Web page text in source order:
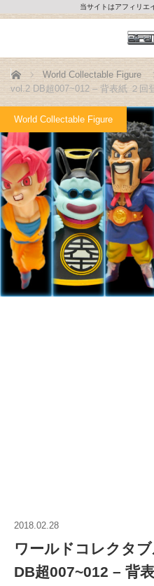
当サイトはアフィリエ
ホーム World Collectable Figure
vol.2 DB超007~012 – 背表紙 ２回
World Collectable Figure
2018.02.28
ワールドコレクタ
DB超007~012 – 背